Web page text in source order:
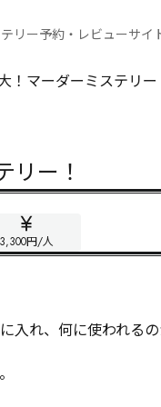
リー予約・レビューサイ
！マーダーミステリー
リー！
3,300円/人
入れ、何に使われるの